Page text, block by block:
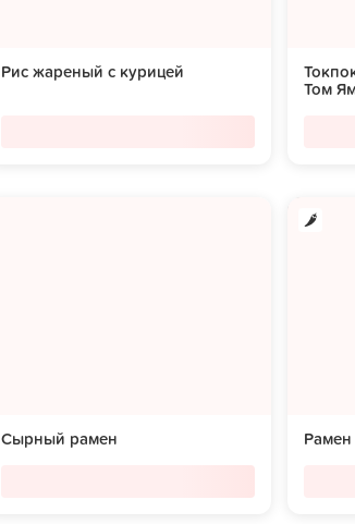
Рис жареный с курицей
Том
Сырный рамен Рамен